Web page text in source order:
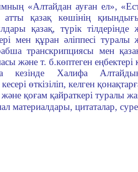
«Алтайдан ауған ел»,
атты қазақ көшінің
қазақ, түрік тілдерінде
мен құран әліппесі туралы
транскрипциясы мен
және т. б.көптеген
кезінде Халифа
өткізіліп, келген
қоғам қайраткері туралы
материалдары, цитаталар,